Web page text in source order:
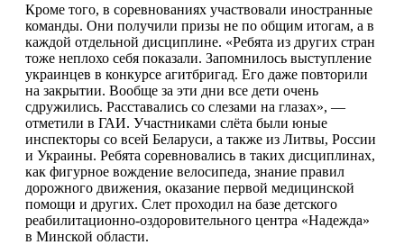
Кроме того, в соревнованиях участвовали иностранные
команды. Они получили призы не по общим итогам, а в
каждой отдельной дисциплине. «Ребята из других стран
тоже неплохо себя показали. Запомнилось выступление
украинцев в конкурсе агитбригад. Его даже повторили
на закрытии. Вообще за эти дни все дети очень
сдружились. Расставались со слезами на глазах», —
отметили в ГАИ. Участниками слёта были юные
инспекторы со всей Беларуси, а также из Литвы, России
и Украины. Ребята соревновались в таких дисциплинах,
как фигурное вождение велосипеда, знание правил
дорожного движения, оказание первой медицинской
помощи и других. Слет проходил на базе детского
реабилитационно-оздоровительного центра «Надежда»
в Минской области.